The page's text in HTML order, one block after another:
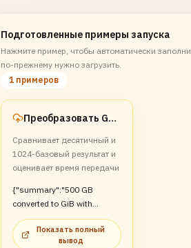
Подготовленные примеры запуска
Нажмите пример, чтобы автоматически
по-прежнему нужно загрузить.
1 примеров
Преобразовать GB в GiB
Сравнивает десятичный и
1024-базовый результат и
оценивает время передачи
{"summary":"500 GB
converted to GiB with
system comparison and
transfer estimate"}
Показать полный
вывод